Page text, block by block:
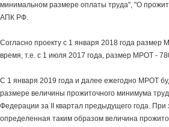
минимальном размере оплаты труда", "О
АПК РФ.
Согласно проекту с 1 января 2018 года
время, т.е. с 1 июля 2017 года, размер МРОТ -
С 1 января 2019 года и далее ежегодно МРОТ
размере величины прожиточного минимума
Федерации за II квартал предыдущего года.
определенная таким образом величина